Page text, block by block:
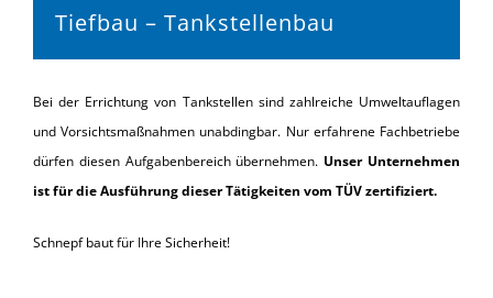
Tiefbau – Tankstellenbau
Bei der Errichtung von Tankstellen sind zahlreiche Umweltauflagen
und Vorsichtsmaßnahmen unabdingbar. Nur erfahrene Fachbetriebe
dürfen diesen Aufgabenbereich übernehmen. Unser Unternehmen
ist für die Ausführung dieser Tätigkeiten vom TÜV zertifiziert.
Schnepf baut für Ihre Sicherheit!